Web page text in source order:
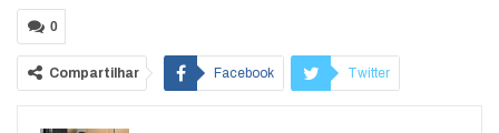
0
Compartilhar Facebook Twitter